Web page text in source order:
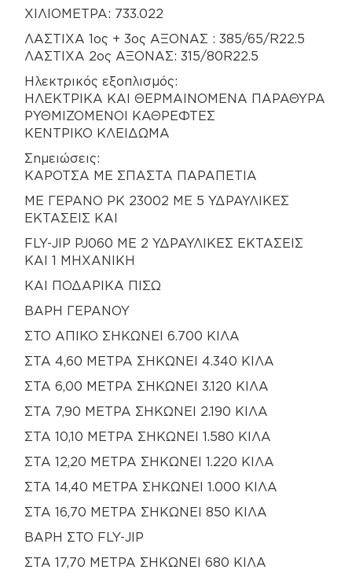
ΧΙΛΙΟΜΕΤΡΑ: 733.022
ΛΑΣΤΙΧΑ 1ος + 3ος ΑΞΟΝΑΣ : 385/65/R22.5
ΛΑΣΤΙΧΑ 2ος ΑΞΟΝΑΣ: 315/80R22.5
Ηλεκτρικός εξοπλισμός:
ΗΛΕΚΤΡΙΚΑ ΚΑΙ ΘΕΡΜΑΙΝΟΜΕΝΑ ΠΑΡΑΘΥΡΑ
ΡΥΘΜΙΖΟΜΕΝΟΙ ΚΑΘΡΕΦΤΕΣ
ΚΕΝΤΡΙΚΟ ΚΛΕΙΔΩΜΑ
Σημειώσεις:
ΚΑΡΟΤΣΑ ΜΕ ΣΠΑΣΤΑ ΠΑΡΑΠΕΤΙΑ
ΜΕ ΓΕΡΑΝΟ ΡΚ 23002 ΜΕ 5 ΥΔΡΑΥΛΙΚΕΣ
ΕΚΤΑΣΕΙΣ ΚΑΙ
FLY-JIP PJ060 ME 2 ΥΔΡΑΥΛΙΚΕΣ ΕΚΤΑΣΕΙΣ
ΚΑΙ 1 ΜΗΧΑΝΙΚΗ
ΚΑΙ ΠΟΔΑΡΙΚΑ ΠΙΣΩ
ΒΑΡΗ ΓΕΡΑΝΟΥ
ΣΤΟ ΑΠΙΚΟ ΣΗΚΩΝΕΙ 6.700 ΚΙΛΑ
ΣΤΑ 4,60 ΜΕΤΡΑ ΣΗΚΩΝΕΙ 4.340 ΚΙΛΑ
ΣΤΑ 6,00 ΜΕΤΡΑ ΣΗΚΩΝΕΙ 3.120 ΚΙΛΑ
ΣΤΑ 7,90 ΜΕΤΡΑ ΣΗΚΩΝΕΙ 2.190 ΚΙΛΑ
ΣΤΑ 10,10 ΜΕΤΡΑ ΣΗΚΩΝΕΙ 1.580 ΚΙΛΑ
ΣΤΑ 12,20 ΜΕΤΡΑ ΣΗΚΩΝΕΙ 1.220 ΚΙΛΑ
ΣΤΑ 14,40 ΜΕΤΡΑ ΣΗΚΩΝΕΙ 1.000 ΚΙΛΑ
ΣΤΑ 16,70 ΜΕΤΡΑ ΣΗΚΩΝΕΙ 850 ΚΙΛΑ
ΒΑΡΗ ΣΤΟ FLY-JIP
ΣΤΑ 17,70 ΜΕΤΡΑ ΣΗΚΩΝΕΙ 680 ΚΙΛΑ